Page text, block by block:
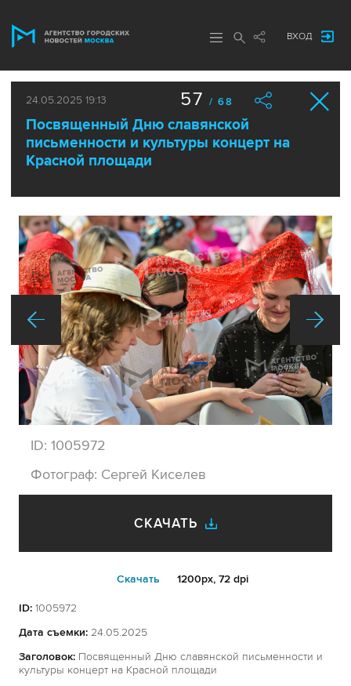
ВХОД
24.05.2025 19:13
Посвященный Дню славянской
письменности и культуры концерт на
Красной площади
57 / 68
ID: 1005972
Фотограф: Сергей Киселев
СКАЧАТЬ
Cкачать 1200px, 72 dpi
ID: 1005972
Дата съемки: 24.05.2025
Заголовок: Посвященный Дню славянской письменности и
культуры концерт на Красной площади